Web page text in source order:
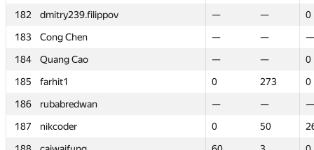
182
dmitry239.filippov — —
0
183
Cong Chen — —
—
184
Quang Cao — —
0
185
farhit1 0 273
0
186
rubabredwan — —
—
187
nikcoder 0 50
182
dmitry239.filippov — —
0
183
Cong Chen — —
—
184
Quang Cao — —
0
185
farhit1 0 273
0
186
rubabredwan — —
—
187
nikcoder 0 50